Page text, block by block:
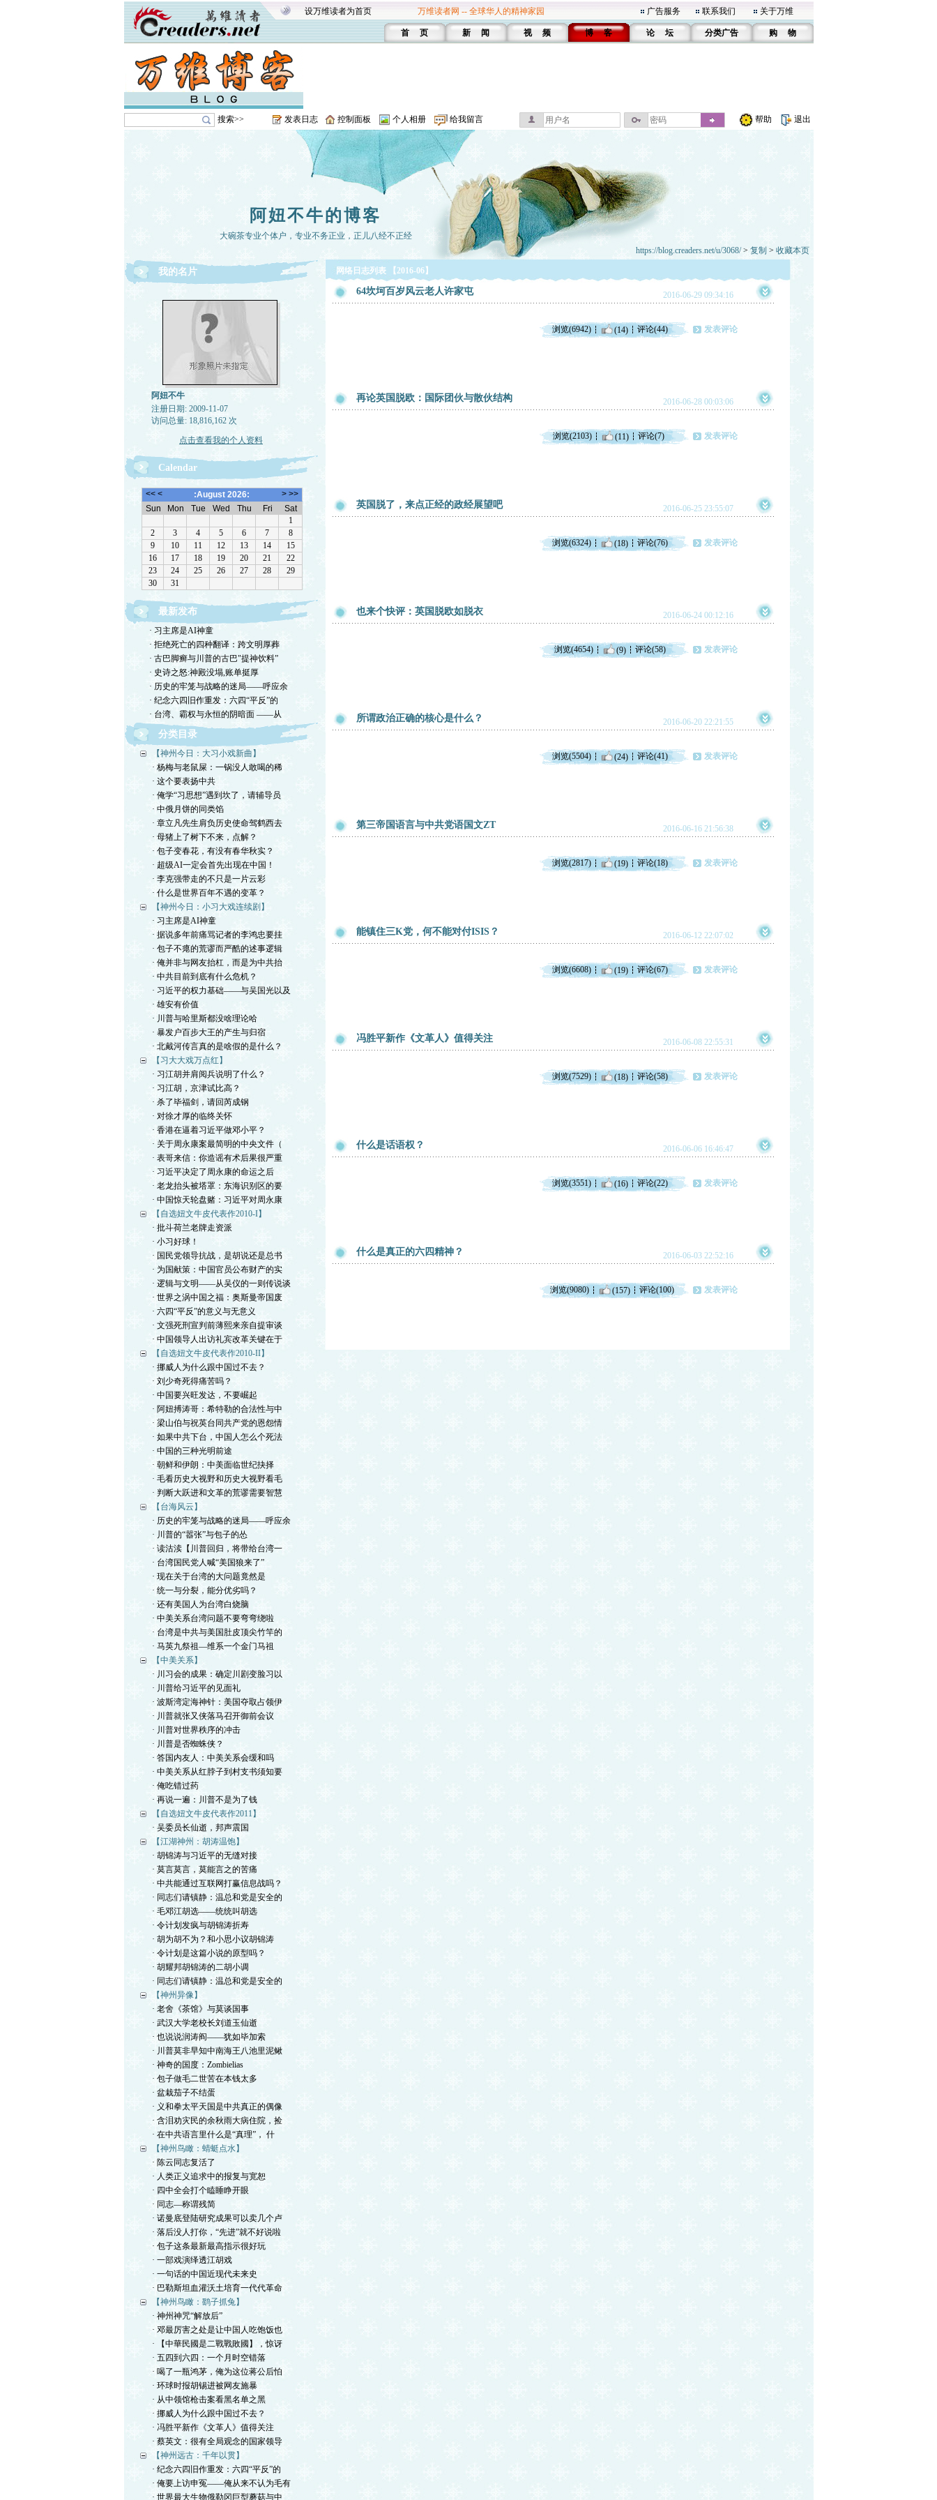
设万维读者为首页 万维读者网 -- 全球华人的精神家园 广告服务 联系我们 关于万维
首 页 新 闻 视 频 博 客 论 坛 分类广告 购 物
搜索>> 发表日志 控制面板 个人相册 给我留言 帮助 退出
阿妞不牛的博客
大碗茶专业个体户，专业不务正业，正儿八经不正经
https://blog.creaders.net/u/3068/> 复制 > 收藏本页
我的名片
阿妞不牛
注册日期: 2009-11-07
访问总量: 18,816,162 次
点击查看我的个人资料
Calendar
最新发布
· 习主席是AI神童
· 拒绝死亡的四种翻译：跨文明厚葬
· 古巴脚癣与川普的古巴"提神饮料”
· 史诗之怒:神殿没塌,账单挺厚
· 历史的牢笼与战略的迷局——呼应余
· 纪念六四旧作重发：六四“平反”的
· 台湾、霸权与永恒的阴暗面 ——从
分类目录
【神州今日：大习小戏新曲】
· 杨梅与老鼠屎：一锅没人敢喝的稀
· 这个要表扬中共
· 俺学“习思想”遇到坎了，请辅导员
· 中俄月饼的同类馅
· 章立凡先生肩负历史使命驾鹤西去
· 母猪上了树下不来，点解？
· 包子变春花，有没有春华秋实？
· 超级AI一定会首先出现在中国！
· 李克强带走的不只是一片云彩
· 什么是世界百年不遇的变革？
【神州今日：小习大戏连续剧】
· 习主席是AI神童
· 据说多年前痛骂记者的李鸿忠要挂
· 包子不瘪的荒谬而严酷的述事逻辑
· 俺并非与网友抬杠，而是为中共抬
· 中共目前到底有什么危机？
· 习近平的权力基础——与吴国光以及
· 雄安有价值
· 川普与哈里斯都没啥理论哈
· 暴发户百步大王的产生与归宿
· 北戴河传言真的是啥假的是什么？
【习大大戏万点红】
· 习江胡并肩阅兵说明了什么？
· 习江胡，京津试比高？
· 杀了毕福剑，请回芮成钢
· 对徐才厚的临终关怀
· 香港在逼着习近平做邓小平？
· 关于周永康案最简明的中央文件（
· 表哥来信：你造谣有术后果很严重
· 习近平决定了周永康的命运之后
· 老龙抬头被塔罩：东海识别区的要
· 中国惊天轮盘赌：习近平对周永康
【自选妞文牛皮代表作2010-I】
· 批斗荷兰老牌走资派
· 小习好球！
· 国民党领导抗战，是胡说还是总书
· 为国献策：中国官员公布财产的实
· 逻辑与文明——从吴仪的一则传说谈
· 世界之涡中国之福：奥斯曼帝国废
· 六四“平反”的意义与无意义
· 文强死刑宣判前薄熙来亲自提审谈
· 中国领导人出访礼宾改革关键在于
【自选妞文牛皮代表作2010-II】
· 挪威人为什么跟中国过不去？
· 刘少奇死得痛苦吗？
· 中国要兴旺发达，不要崛起
· 阿妞搏涛哥：希特勒的合法性与中
· 梁山伯与祝英台同共产党的恩怨情
· 如果中共下台，中国人怎么个死法
· 中国的三种光明前途
· 朝鲜和伊朗：中美面临世纪抉择
· 毛看历史大视野和历史大视野看毛
· 判断大跃进和文革的荒谬需要智慧
【台海风云】
· 历史的牢笼与战略的迷局——呼应余
· 川普的“嚣张”与包子的怂
· 读沽渎【川普回归，将带给台湾一
· 台湾国民党人喊“美国狼来了”
· 现在关于台湾的大问题竟然是
· 统一与分裂，能分优劣吗？
· 还有美国人为台湾白烧脑
· 中美关系台湾问题不要弯弯绕啦
· 台湾是中共与美国肚皮顶尖竹竿的
· 马英九祭祖—维系一个金门马祖
【中美关系】
· 川习会的成果：确定川剧变脸习以
· 川普给习近平的见面礼
· 波斯湾定海神针：美国夺取占领伊
· 川普就张又侠落马召开御前会议
· 川普对世界秩序的冲击
· 川普是否蜘蛛侠？
· 答国内友人：中美关系会缓和吗
· 中美关系从红脖子到村支书须知要
· 俺吃错过药
· 再说一遍：川普不是为了钱
【自选妞文牛皮代表作2011】
· 吴委员长仙逝，邦声震国
【江湖神州：胡涛温饱】
· 胡锦涛与习近平的无缝对接
· 莫言莫言，莫能言之的苦痛
· 中共能通过互联网打赢信息战吗？
· 同志们请镇静：温总和党是安全的
· 毛邓江胡选——统统叫胡选
· 令计划发疯与胡锦涛折寿
· 胡为胡不为？和小思小议胡锦涛
· 令计划是这篇小说的原型吗？
· 胡耀邦胡锦涛的二胡小调
· 同志们请镇静：温总和党是安全的
【神州异像】
· 老舍《茶馆》与莫谈国事
· 武汉大学老校长刘道玉仙逝
· 也说说润涛阎——犹如毕加索
· 川普莫非早知中南海王八池里泥鳅
· 神奇的国度：Zombielias
· 包子做毛二世苦在本钱太多
· 盆栽茄子不结蛋
· 义和拳太平天国是中共真正的偶像
· 含泪劝灾民的余秋雨大病住院，捡
· 在中共语言里什么是“真理”， 什
【神州鸟瞰：蜻蜓点水】
· 陈云同志复活了
· 人类正义追求中的报复与宽恕
· 四中全会打个瞌睡睁开眼
· 同志—称谓残简
· 诺曼底登陆研究成果可以卖几个卢
· 落后没人打你，“先进”就不好说啦
· 包子这条最新最高指示很好玩
· 一部戏演绎透江胡戏
· 一句话的中国近现代未来史
· 巴勒斯坦血灌沃土培育一代代革命
【神州鸟瞰：鹞子抓兔】
· 神州神咒“解放后”
· 邓最厉害之处是让中国人吃饱饭也
· 【中華民國是二戰戰敗國】，惊讶
· 五四到六四：一个月时空错落
· 喝了一瓶鸿茅，俺为这位蒋公后怕
· 环球时报胡锡进被网友施暴
· 从中领馆枪击案看黑名单之黑
· 挪威人为什么跟中国过不去？
· 冯胜平新作《文革人》值得关注
· 蔡英文：很有全局观念的国家领导
【神州远古：千年以贯】
· 纪念六四旧作重发：六四“平反”的
· 俺要上访申冤——俺从来不认为毛有
· 世界最大生物俄勒冈巨型蘑菇与中
网络日志列表 【2016-06】
64坎坷百岁风云老人许家屯 2016-06-29 09:34:16
浏览(6942) (14) 评论(44) 发表评论
再论英国脱欧：国际团伙与散伙结构 2016-06-28 00:03:06
浏览(2103) (11) 评论(7) 发表评论
英国脱了，来点正经的政经展望吧 2016-06-25 23:55:07
浏览(6324) (18) 评论(76) 发表评论
也来个快评：英国脱欧如脱衣 2016-06-24 00:12:16
浏览(4654) (9) 评论(58) 发表评论
所谓政治正确的核心是什么？ 2016-06-20 22:21:55
浏览(5504) (24) 评论(41) 发表评论
第三帝国语言与中共党语国文ZT 2016-06-16 21:56:38
浏览(2817) (19) 评论(18) 发表评论
能镇住三K党，何不能对付ISIS？ 2016-06-12 22:07:02
浏览(6608) (19) 评论(67) 发表评论
冯胜平新作《文革人》值得关注 2016-06-08 22:55:31
浏览(7529) (18) 评论(58) 发表评论
什么是话语权？ 2016-06-06 16:46:47
浏览(3551) (16) 评论(22) 发表评论
什么是真正的六四精神？ 2016-06-03 22:52:16
浏览(9080) (157) 评论(100) 发表评论